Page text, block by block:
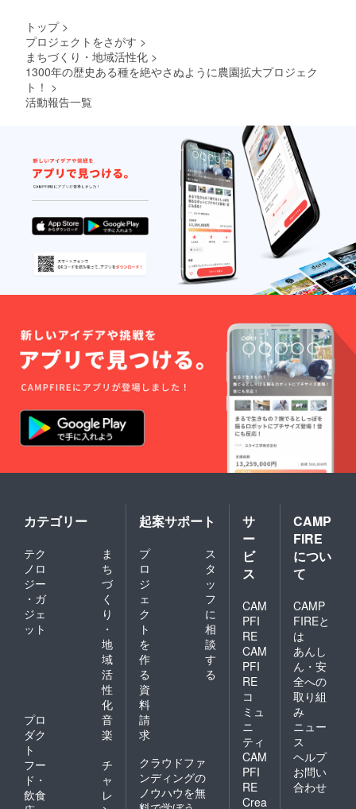
いてる
時から
栽培の
大変貴
重なお
米をこ
の機会
に是非
味わっ
てみて
くださ
い！！
野菜
BOXダ
ンボー
ル100サ
おおよ
そ2kg〜
保存方
法:冷蔵
保存 お
野菜
BOXは6
月〜9月
にお届
合クー
ル便に
てお届
す。
しての
種まき
お野菜
が育つ
のか。
私自身
の経験
の元、
教えれ
ること
は惜し
みなく
お伝え
しま
す。 注)
山梨県
明野町
の星空
ファー
ムに来
れる方
のみ。
時期は5
月から
12月の
相談。
ダン
ボール
ズ お
およそ
2kg〜
保存方
法:冷蔵
保存 お
月〜9月
にお届
けの場
合クー
ル便に
てお届
けしま
す。
トップ >
プロジェクトをさがす >
まちづくり・地域活性化 >
1300年の歴史ある種を絶やさぬように農園拡大プロジェク
ト！ >
活動報告一覧
カテゴリー
テク
ノロ
ジー
・ガ
ジェ
ット
ま
ち
づ
く
り
・
地
域
活
性
化
プロ
ダク
ト
音
楽
フー
ド・
飲食
チ
ャ
レ
起案サポート
プ
ロ
ジ
ェ
ク
ト
を
作
る
ス
タ
ッ
フ
に
相
談
す
る
資
料
請
求
クラウドファ
ンディングの
ノウハウを無
サ
ー
ビ
ス
CAM
PFI
RE
CAM
PFI
RE
コ
ミュ
ニ
ティ
CAM
PFI
RE
Crea
CAMP
FIRE
につい
て
CAMP
FIREと
は
あんし
ん・安
全への
取り組
み
ニュー
ス
ヘルプ
お問い
合わせ